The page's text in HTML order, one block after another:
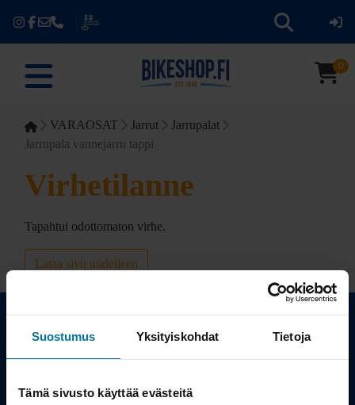
Suostumus Yksityiskohdat Tietoja
Tämä sivusto käyttää evästeitä
0
VARAOSAT Jarrut
Jarrupalat
Jarrupala vannejarru tappi
Virhetilanne
Tapahtui odottomaton virhe.
Lataa sivu uudelleen